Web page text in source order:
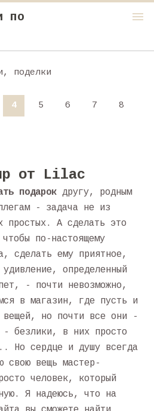
по
menu
поделки
4 5 6 7 8
от Lilac
подарок другу, родным
- задача не из
простых. А сделать это
по-настоящему
сделать ему приятное,
определенный
- почти невозможно,
в магазин, где пусть и
вещей, но почти все они -
- безлики, в них просто
Но сердце и душу всегда
свою вещь мастер-
человек, который
Я надеюсь, что на